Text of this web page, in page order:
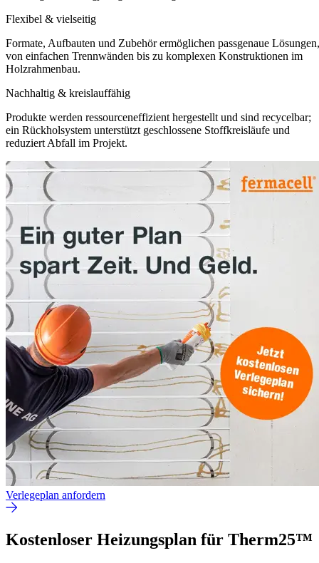
Flexibel & vielseitig
Formate, Aufbauten und Zubehör ermöglichen passgenaue Lösungen,
von einfachen Trennwänden bis zu komplexen Konstruktionen im
Holzrahmenbau.
Nachhaltig & kreislauffähig
Produkte werden ressourceneffizient hergestellt und sind recycelbar;
ein Rückholsystem unterstützt geschlossene Stoffkreisläufe und
reduziert Abfall im Projekt.
Verlegeplan anfordern
Kostenloser Heizungsplan für Therm25™